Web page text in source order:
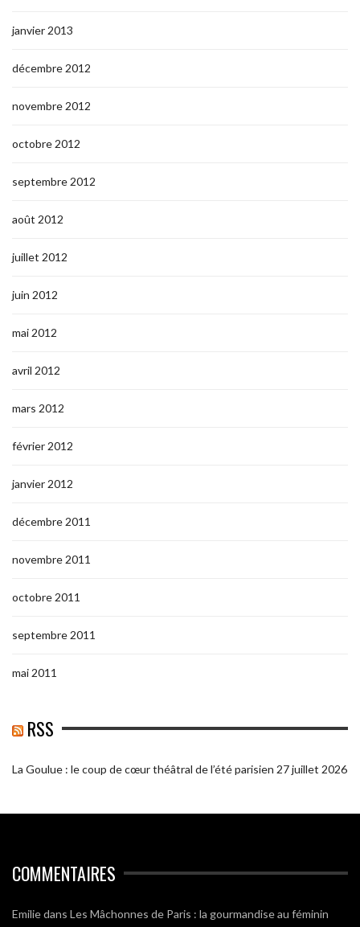
janvier 2013
décembre 2012
novembre 2012
octobre 2012
septembre 2012
août 2012
juillet 2012
juin 2012
mai 2012
avril 2012
mars 2012
février 2012
janvier 2012
décembre 2011
novembre 2011
octobre 2011
septembre 2011
mai 2011
RSS
La Goulue : le coup de cœur théâtral de l’été parisien 27 juillet 2026
COMMENTAIRES
Emiliedans Les Mâchonnes de Paris : la gourmandise au féminin